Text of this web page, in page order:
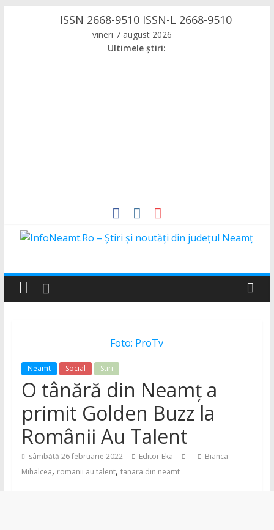
ISSN 2668-9510 ISSN-L 2668-9510
vineri 7 august 2026
Ultimele știri:
InfoNeamt.Ro
–
și
noutăți
din
județul
Foto: ProTv
Neamt Social Stiri
O tânără din Neamț a
primit Golden Buzz la
Românii Au Talent
sâmbătă 26 februarie 2022 Editor Eka
Bianca
Mihalcea, romanii au talent, tanara din neamt